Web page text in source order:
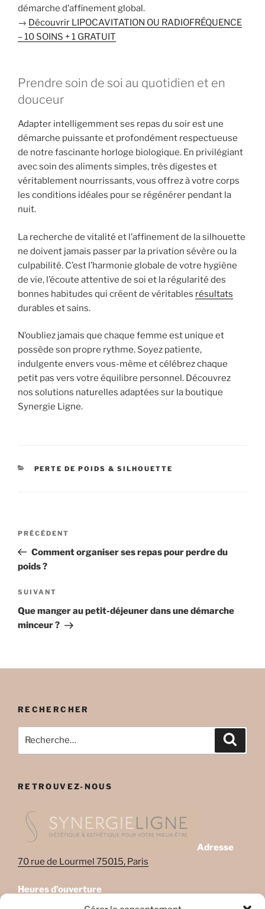
démarche d’affinement global.
→ Découvrir LIPOCAVITATION OU RADIOFRÉQUENCE
– 10 SOINS + 1 GRATUIT
Prendre soin de soi au quotidien et en
douceur
Adapter intelligemment ses repas du soir est une
démarche puissante et profondément respectueuse
de notre fascinante horloge biologique. En privilégiant
avec soin des aliments simples, très digestes et
véritablement nourrissants, vous offrez à votre corps
les conditions idéales pour se régénérer pendant la
nuit.
La recherche de vitalité et l’affinement de la silhouette
ne doivent jamais passer par la privation sévère ou la
culpabilité. C’est l’harmonie globale de votre hygiène
de vie, l’écoute attentive de soi et la régularité des
bonnes habitudes qui créent de véritables résultats
durables et sains.
N’oubliez jamais que chaque femme est unique et
possède son propre rythme. Soyez patiente,
indulgente envers vous-même et célébrez chaque
petit pas vers votre équilibre personnel. Découvrez
nos solutions naturelles adaptées sur la boutique
Synergie Ligne.
CATÉGORIES
PERTE DE POIDS & SILHOUETTE
Navigation
l’article
Article
précédent
PRÉCÉDENT
Comment organiser ses repas pour perdre du
poids ?
Article
suivant
SUIVANT
Que manger au petit-déjeuner dans une démarche
minceur ?
RECHERCHER
pour
RETROUVEZ-NOUS
Adresse
70 rue de Lourmel 75015, Paris
Heures d’ouverture
Lundi: 08:45–22:00